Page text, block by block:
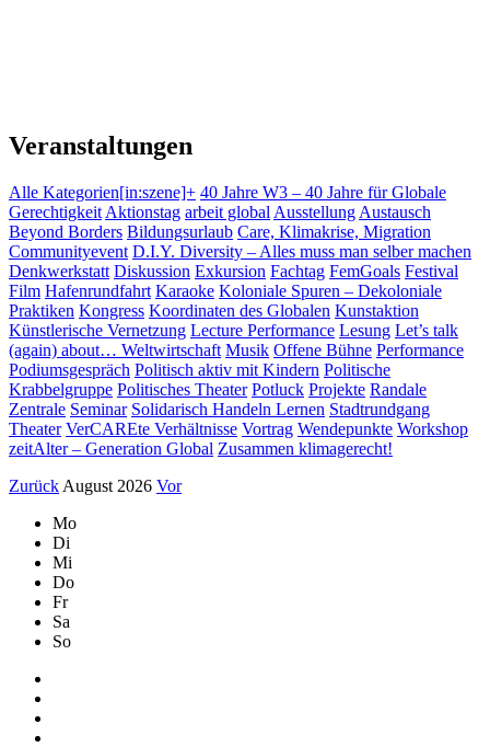
Veranstaltungen
Alle Kategorien[in:szene]+ 40 Jahre W3 – 40 Jahre für Globale
Gerechtigkeit Aktionstag arbeit global Ausstellung Austausch
Beyond Borders Bildungsurlaub Care, Klimakrise, Migration
Communityevent D.I.Y. Diversity – Alles muss man selber machen
Denkwerkstatt Diskussion Exkursion Fachtag FemGoals Festival
Film Hafenrundfahrt Karaoke Koloniale Spuren – Dekoloniale
Praktiken Kongress Koordinaten des Globalen Kunstaktion
Künstlerische Vernetzung Lecture Performance Lesung Let’s talk
(again) about… Weltwirtschaft Musik Offene Bühne Performance
Podiumsgespräch Politisch aktiv mit Kindern Politische
Krabbelgruppe Politisches Theater Potluck Projekte Randale
Zentrale Seminar Solidarisch Handeln Lernen Stadtrundgang
Theater VerCAREte Verhältnisse Vortrag Wendepunkte Workshop
zeitAlter – Generation Global Zusammen klimagerecht!
Zurück August 2026 Vor
Mo
Di
Mi
Do
Fr
Sa
So